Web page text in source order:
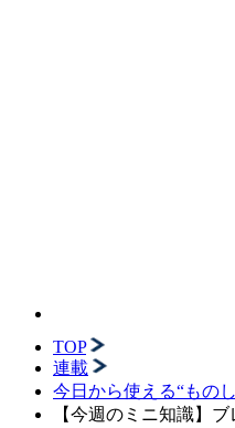
TOP
連載
今日から使える“もの
【今週のミニ知識】